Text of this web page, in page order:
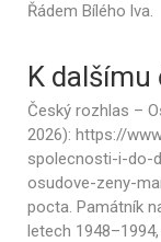
Řádem Bílého lva.
K dalšímu
Český rozhlas –
2026): https://
spolecnosti-i-do-
osudove-zeny-
pocta. Památník
letech 1948–1994,